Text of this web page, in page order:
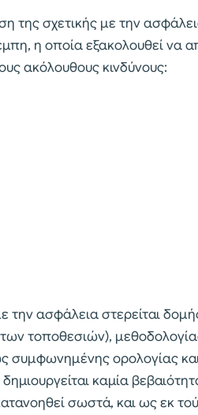
της σχετικής με την
η οποία εξακολουθεί να
ακόλουθους κινδύνους:
ασφάλεια στερείται
τοποθεσιών),
συμφωνημένης ορολογίας
καμία
σωστά, και ως εκ